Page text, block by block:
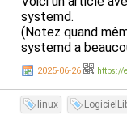
systemd.
(Notez quand
systemd a
2025-06-26 https://
linux